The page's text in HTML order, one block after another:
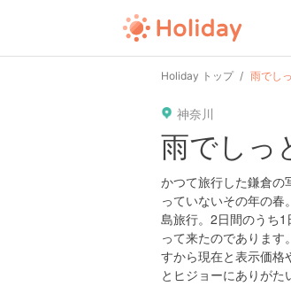
Holiday トップ 雨でし
神奈川
雨でしっ
かつて旅行した鎌倉の
っていないその年の
島旅行。2日間のうち
って来たのでありま
すから現在と表示価格
とヒジョーにありがた